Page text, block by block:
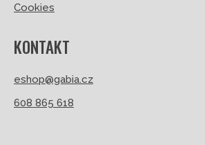
Cookies
KONTAKT
eshop@gabia.cz
608 865 618